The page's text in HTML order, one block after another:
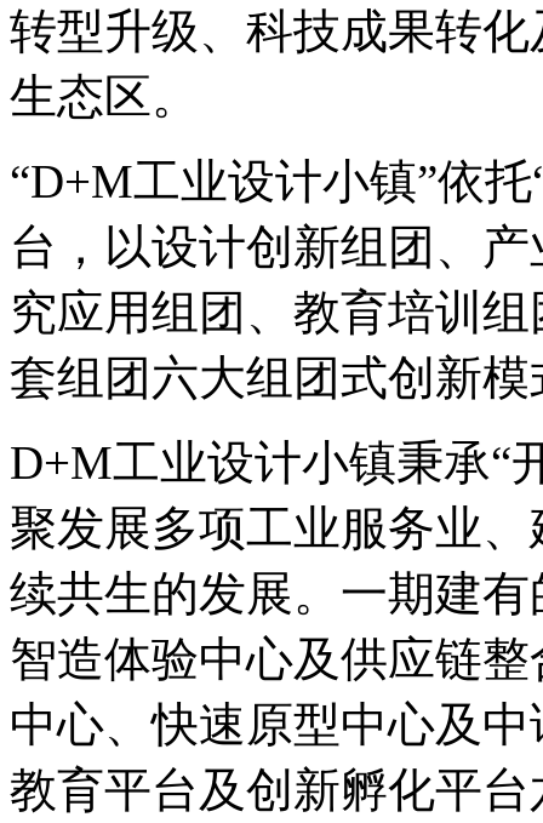
转型升级、科技成果转
生态区。
“D+M工业设计小镇”依
台，以设计创新组团、
究应用组团、教育培训
套组团六大组团式创新
D+M工业设计小镇秉承“
聚发展多项工业服务业
续共生的发展。一期建
智造体验中心及供应链
中心、快速原型中心及
教育平台及创新孵化平